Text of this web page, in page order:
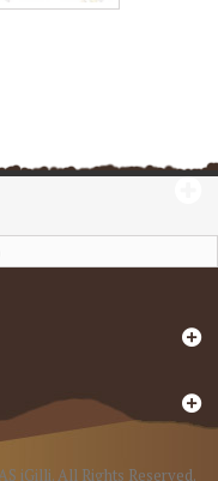
iGilli. All Rights Reserved.